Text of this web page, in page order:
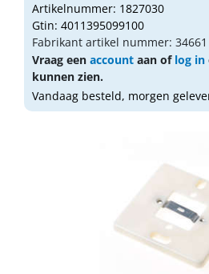
Artikelnummer: 1827030
Gtin: 4011395099100
Fabrikant artikel nummer: 34661
Vraag een account aan of log in
kunnen zien.
Vandaag besteld, morgen